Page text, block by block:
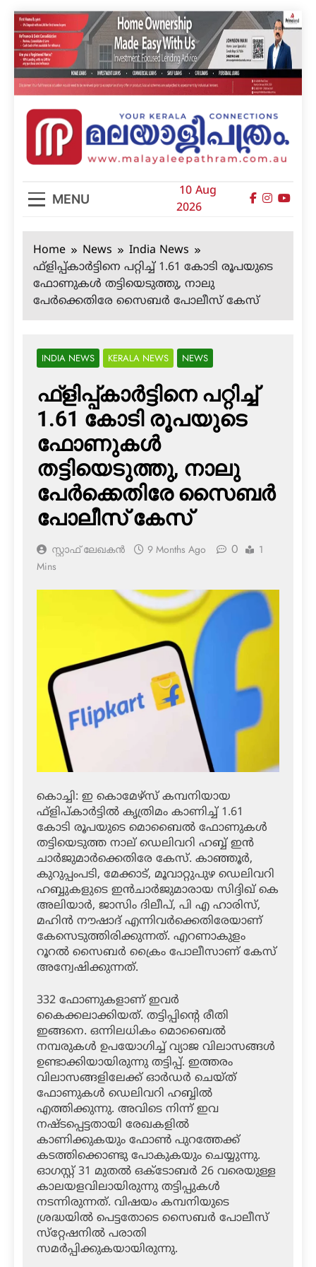
Skip
to
content
മലയാളിപത്രം
MENU
10 Aug
2026
Home News
India News
ഫ്‌ളിപ്പ്കാര്‍ട്ടിനെ പറ്റിച്ച് 1.61 കോടി രൂപയുടെ
ഫോണുകള്‍ തട്ടിയെടുത്തു, നാലു
പേര്‍ക്കെതിരേ സൈബര്‍ പോലീസ് കേസ്
INDIA NEWS KERALA NEWS NEWS
ഫ്‌ളിപ്പ്കാര്‍ട്ടിനെ പറ്റിച്ച്
1.61 കോടി രൂപയുടെ
ഫോണുകള്‍
തട്ടിയെടുത്തു, നാലു
പേര്‍ക്കെതിരേ സൈബര്‍
പോലീസ് കേസ്
സ്റ്റാഫ് ലേഖകൻ 9 Months Ago 0
1
Mins
കൊച്ചി: ഇ കൊമേഴ്‌സ് കമ്പനിയായ
ഫ്‌ളിപ്കാര്‍ട്ടില്‍ കൃത്രിമം കാണിച്ച് 1.61
കോടി രൂപയുടെ മൊബൈല്‍ ഫോണുകള്‍
തട്ടിയെടുത്ത നാല് ഡെലിവറി ഹബ്ബ് ഇന്‍
ചാര്‍ജുമാര്‍ക്കെതിരേ കേസ്. കാഞ്ഞൂര്‍,
കുറുപ്പംപടി, മേക്കാട്, മൂവാറ്റുപുഴ ഡെലിവറി
ഹബ്ബുകളുടെ ഇന്‍ചാര്‍ജുമാരായ സിദ്ദിഖ് കെ
അലിയാര്‍, ജാസിം ദിലീപ്, പി എ ഹാരിസ്,
മഹിന്‍ നൗഷാദ് എന്നിവര്‍ക്കെതിരേയാണ്
കേസെടുത്തിരിക്കുന്നത്. എറണാകുളം
റൂറല്‍ സൈബര്‍ ക്രൈം പോലീസാണ് കേസ്
അന്വേഷിക്കുന്നത്.
332 ഫോണുകളാണ് ഇവര്‍
കൈക്കലാക്കിയത്. തട്ടിപ്പിന്റെ രീതി
ഇങ്ങനെ. ഒന്നിലധികം മൊബൈല്‍
നമ്പരുകള്‍ ഉപയോഗിച്ച് വ്യാജ വിലാസങ്ങള്‍
ഉണ്ടാക്കിയായിരുന്നു തട്ടിപ്പ്. ഇത്തരം
വിലാസങ്ങളിലേക്ക് ഓര്‍ഡര്‍ ചെയ്ത്
ഫോണുകള്‍ ഡെലിവറി ഹബ്ബില്‍
എത്തിക്കുന്നു. അവിടെ നിന്ന് ഇവ
നഷ്ടപ്പെട്ടതായി രേഖകളില്‍
കാണിക്കുകയും ഫോണ്‍ പുറത്തേക്ക്
കടത്തിക്കൊണ്ടു പോകുകയും ചെയ്യുന്നു.
ഓഗസ്റ്റ് 31 മുതല്‍ ഒക്ടോബര്‍ 26 വരെയുള്ള
കാലയളവിലായിരുന്നു തട്ടിപ്പുകള്‍
നടന്നിരുന്നത്. വിഷയം കമ്പനിയുടെ
ശ്രദ്ധയില്‍ പെട്ടതോടെ സൈബര്‍ പോലീസ്
സ്‌റ്റേഷനില്‍ പരാതി
സമര്‍പ്പിക്കുകയായിരുന്നു.